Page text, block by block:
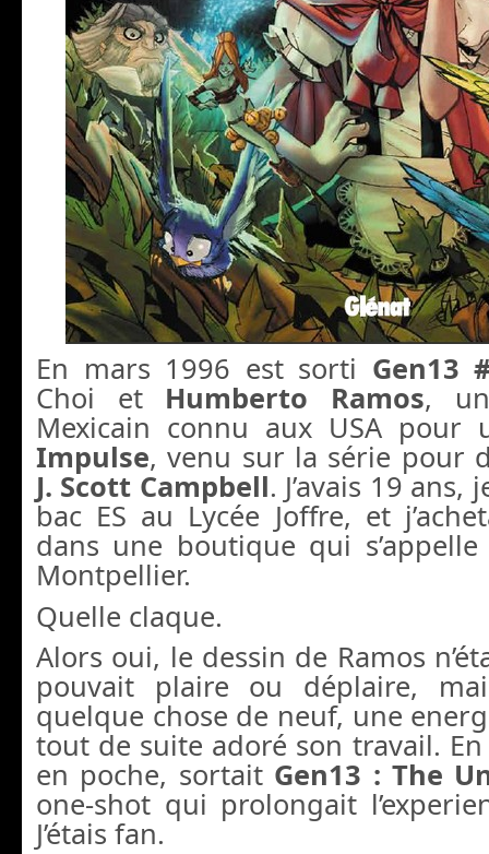
En mars 1996 est sorti Gen13
Choi et Humberto Ramos,
Mexicain connu aux USA pour
Impulse, venu sur la série pour
J. Scott Campbell. J’avais 19
bac ES au Lycée Joffre, et
dans une boutique qui s’appelle
Montpellier.
Quelle claque.
Alors oui, le dessin de Ramos
pouvait plaire ou déplaire,
quelque chose de neuf, une
tout de suite adoré son travail.
en poche, sortait Gen13 : The
one-shot qui prolongait
J’étais fan.